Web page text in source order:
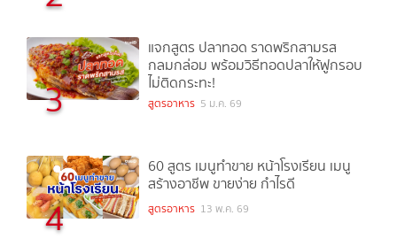
3
แจกสูตร ปลาทอด ราดพริกสามรส
กลมกล่อม พร้อมวิธีทอดปลาให้ฟูกรอบ
ไม่ติดกระทะ!
สูตรอาหาร 5 ม.ค. 69
4
60 สูตร เมนูทำขาย หน้าโรงเรียน เมนู
สร้างอาชีพ ขายง่าย กำไรดี
สูตรอาหาร 13 พ.ค. 69